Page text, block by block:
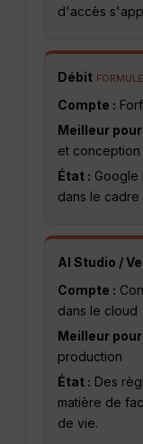
d'accès
Débit
Compte :
Meilleur pour
et
État : Google
dans le cadre
AI Studio /
Compte :
dans le cloud
Meilleur pour
production
État : Des
matière de
de vie.